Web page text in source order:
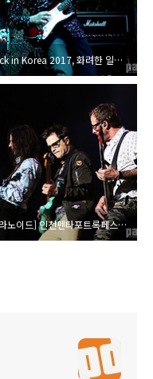
Rock in Korea 2017, 화려한 일렉트릭 기타의 향연 JTA 마지막 공연
[파라노이드] 인천펜타포트록페스티벌 2016 취재파일 6 (최종)